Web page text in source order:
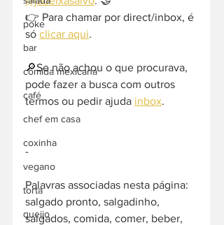
poke
bar
comida mexicana
café
chef em casa
coxinha
vegano
torta
queijo
👉 Para chamar por direct/inbox, é
só clicar aqui.
🔎Se não achou o que procurava,
pode fazer a busca com outros
termos ou pedir ajuda inbox.
-
Palavras associadas nesta página:
salgado pronto, salgadinho,
salgados, comida, comer, beber,